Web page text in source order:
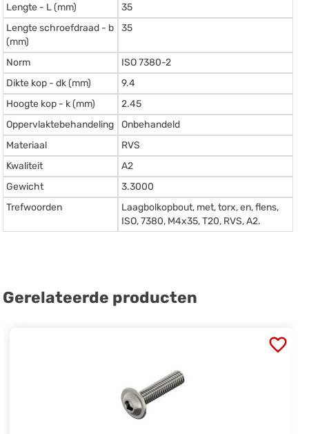
Lengte - L (mm)
35
Lengte schroefdraad - b
(mm)
35
Norm
ISO 7380-2
Dikte kop - dk (mm)
9.4
Hoogte kop - k (mm)
2.45
Oppervlaktebehandeling
Onbehandeld
Materiaal
RVS
Kwaliteit
A2
Gewicht
3.3000
Trefwoorden
Laagbolkopbout, met, torx, en, flens,
ISO, 7380, M4x35, T20, RVS, A2.
Gerelateerde producten